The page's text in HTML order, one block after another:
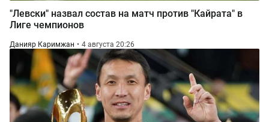
"Левски" назвал состав на матч против "Кайрата" в
Лиге чемпионов
Данияр Каримжан 4 августа 20:26